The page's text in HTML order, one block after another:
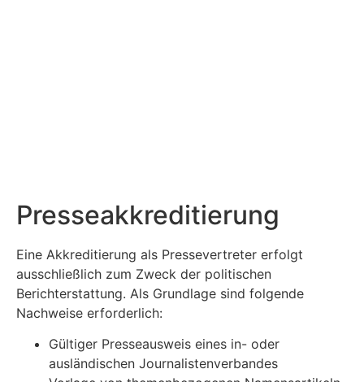
Presse­akkreditierung
Eine Akkreditierung als Pressevertreter erfolgt
ausschließlich zum Zweck der politischen
Berichterstattung. Als Grundlage sind folgende
Nachweise erforderlich:
Gültiger Presseausweis eines in- oder
ausländischen Journalistenverbandes